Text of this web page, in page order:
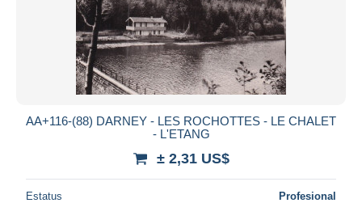
AA+116-(88) DARNEY - LES ROCHOTTES - LE CHALET
- L'ETANG
± 2,31 US$
Estatus Profesional